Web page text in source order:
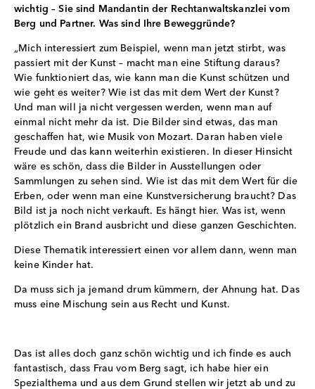
wichtig – Sie sind Mandantin der Rechtanwaltskanzlei vom
Berg und Partner. Was sind Ihre Beweggründe?
„Mich interessiert zum Beispiel, wenn man jetzt stirbt, was
passiert mit der Kunst – macht man eine Stiftung daraus?
Wie funktioniert das, wie kann man die Kunst schützen und
wie geht es weiter? Wie ist das mit dem Wert der Kunst?
Und man will ja nicht vergessen werden, wenn man auf
einmal nicht mehr da ist. Die Bilder sind etwas, das man
geschaffen hat, wie Musik von Mozart. Daran haben viele
Freude und das kann weiterhin existieren. In dieser Hinsicht
wäre es schön, dass die Bilder in Ausstellungen oder
Sammlungen zu sehen sind. Wie ist das mit dem Wert für die
Erben, oder wenn man eine Kunstversicherung braucht? Das
Bild ist ja noch nicht verkauft. Es hängt hier. Was ist, wenn
plötzlich ein Brand ausbricht und diese ganzen Geschichten.
Diese Thematik interessiert einen vor allem dann, wenn man
keine Kinder hat.
Da muss sich ja jemand drum kümmern, der Ahnung hat. Das
muss eine Mischung sein aus Recht und Kunst.
Das ist alles doch ganz schön wichtig und ich finde es auch
fantastisch, dass Frau vom Berg sagt, ich habe hier ein
Spezialthema und aus dem Grund stellen wir jetzt ab und zu